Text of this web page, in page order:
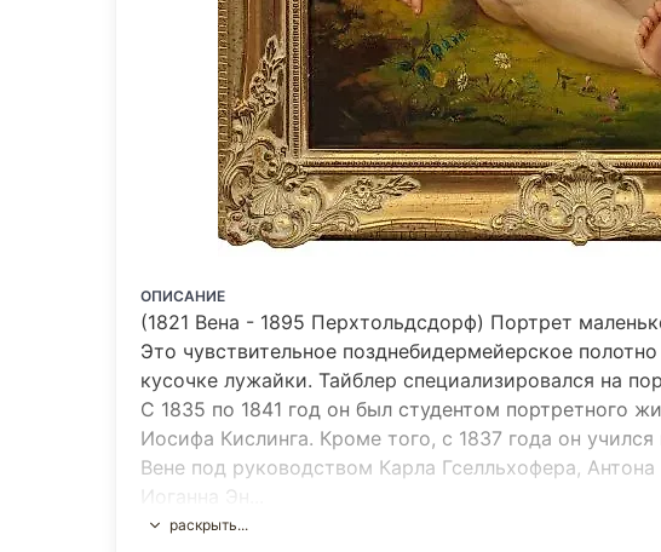
ОПИСАНИЕ
(1821 Вена - 1895 Перхтольдсдорф) Портрет
Это чувствительное позднебидермейерское
кусочке лужайки. Тайблер специализировался на
С 1835 по 1841 год он был студентом портретного
Иосифа Кислинга. Кроме того, с 1837 года он
Вене под руководством Карла Гселльхофера,
Иоганна Эн...
раскрыть...